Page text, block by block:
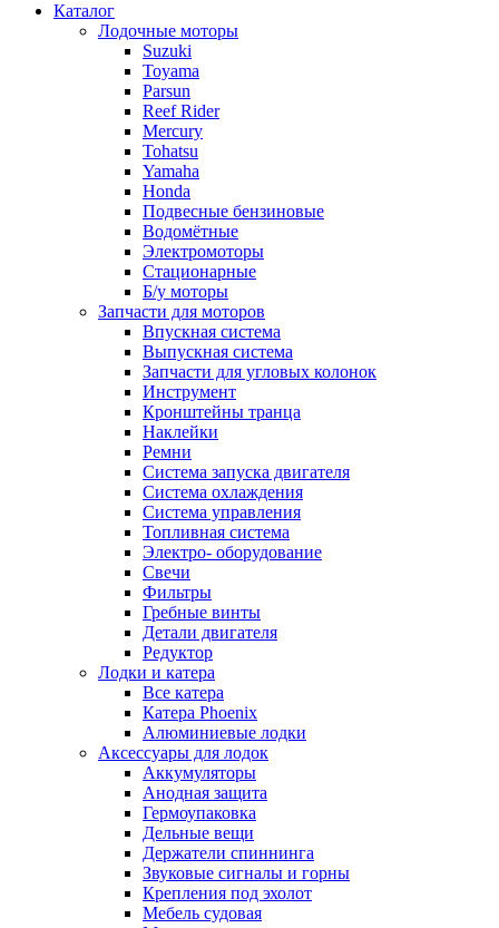
Каталог
Лодочные моторы
Suzuki
Toyama
Parsun
Reef Rider
Mercury
Tohatsu
Yamaha
Honda
Подвесные бензиновые
Водомётные
Электромоторы
Стационарные
Б/у моторы
Запчасти для моторов
Впускная система
Выпускная система
Запчасти для угловых колонок
Инструмент
Кронштейны транца
Наклейки
Ремни
Система запуска двигателя
Система охлаждения
Система управления
Топливная система
Электро- оборудование
Свечи
Фильтры
Гребные винты
Детали двигателя
Редуктор
Лодки и катера
Все катера
Катера Phoenix
Алюминиевые лодки
Аксессуары для лодок
Аккумуляторы
Анодная защита
Гермоупаковка
Дельные вещи
Держатели спиннинга
Звуковые сигналы и горны
Крепления под эхолот
Мебель судовая